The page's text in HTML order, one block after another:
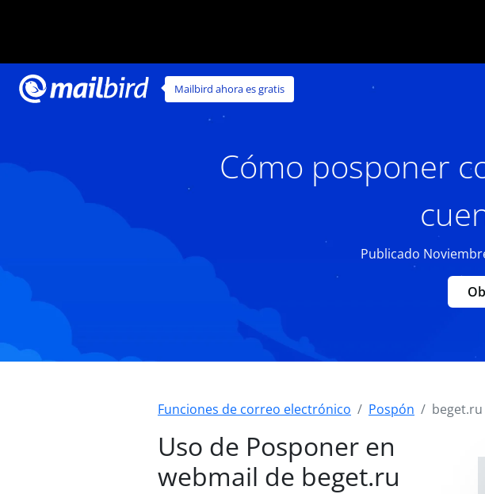
Mailbird ahora es gratis
Cómo posponer
Publicado
Funciones de correo electrónico Pospón beget.ru
Uso de Posponer en
webmail de beget.ru